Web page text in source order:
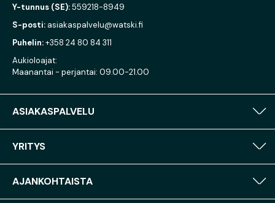
Y-tunnus (SE):559218-8949
S-posti: asiakaspalvelu@watski.fi
Puhelin:+358 24 80 84 311
Aukioloajat:
Maanantai - perjantai: 09.00-21.00
ASIAKASPALVELU
YRITYS
AJANKOHTAISTA